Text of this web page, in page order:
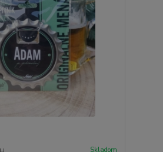
Skladom